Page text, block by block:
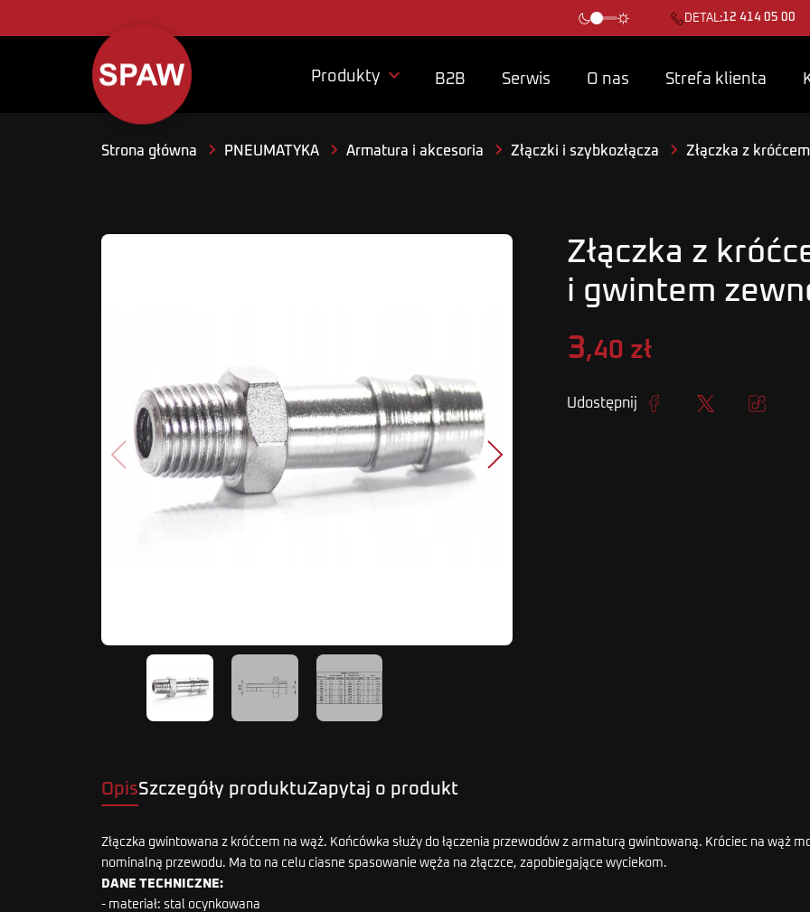
DETAL:12 414 05 00
Produkty  B2B Serwis O nas Strefa klienta
Strona główna PNEUMATYKA Armatura i akcesoria Złączki i szybkozłącza Złączka z
Poprzedni Następny
Złączka z
i gwintem
3,40 zł
Udostępnij
OpisSzczegóły produktuZapytaj o produkt
Złączka gwintowana z króćcem na wąż. Końcówka służy do łączenia przewodów z armaturą gwintowaną. Króciec na wąż
nominalną przewodu. Ma to na celu ciasne spasowanie węża na złączce, zapobiegające wyciekom.
DANE TECHNICZNE:
- materiał: stal ocynkowana